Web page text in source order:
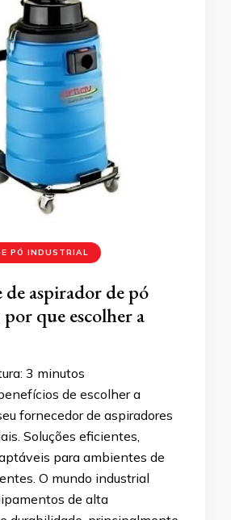
PÓ INDUSTRIAL
aspirador de pó
que escolher a
3 minutos
de escolher a
fornecedor de aspiradores
Soluções eficientes,
para ambientes de
O mundo industrial
de alta